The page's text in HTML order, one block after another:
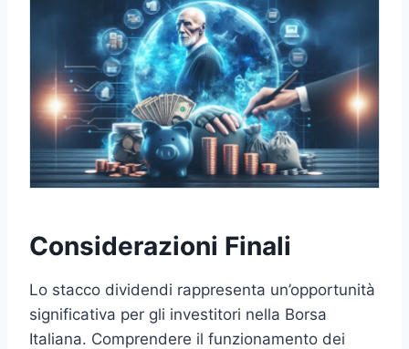
Considerazioni Finali
Lo stacco dividendi rappresenta un’opportunità
significativa per gli investitori nella Borsa
Italiana. Comprendere il funzionamento dei